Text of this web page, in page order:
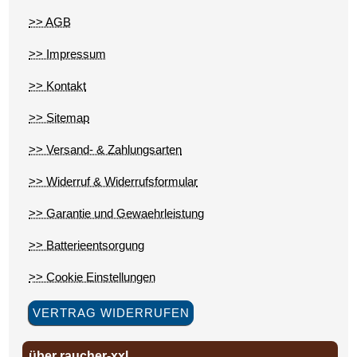
>> AGB
>> Impressum
>> Kontakt
>> Sitemap
>> Versand- & Zahlungsarten
>> Widerruf & Widerrufsformular
>> Garantie und Gewaehrleistung
>> Batterieentsorgung
>> Cookie Einstellungen
VERTRAG WIDERRUFEN